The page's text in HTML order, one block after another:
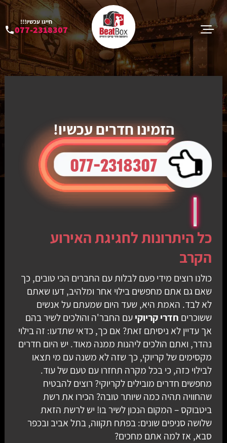
חייגו עכשיו!!!
077-2318307
הזמינו חדרים עכשיו!
077-2318307
כל היתרונות לחגיגת האירוע
הקרב
כולנו רוצים מידי פעם לבלות עם החברים הכי טובים, כך
שאם גם אתם מחפשים בילוי אחר ומלהיב, דעו שאתם
לא לבד. האמת היא, שעד היום שמעתם על אנשים
ששוכרים חדרי קריוקיעם החבר'ה והולכים לשיר בהם
אך עדיין לא ניסיתם זאת? אם כך, כדאי שתדעו: זה בילוי
נהדר, ואתם הולכים ליהנות ממנה מאוד. יש היום חדרים
מקסימים של קריוקי, כך שזה לא משנה עם מי תצאו
לבילוי כזה, כי בכל מקרה תחזרו עם טעם של עוד.
מחפשים חדרים מובילים לקריוקי? רוצים להבטיח
שהחוויה תהיה כמה שיותר טובה? הכירו את רשת
ביטבוקס – המקום הנכון לשיר בו! יש לרשת הזאת
שלושה סניפים שונים: בפתח תקווה, בתל אביב ובכפר
סבא, אז למה אתם מחכים?